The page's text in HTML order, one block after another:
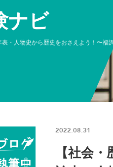
ナビ
表・人物史から歴史をおさえよう！〜福
2022.08.31
【社会